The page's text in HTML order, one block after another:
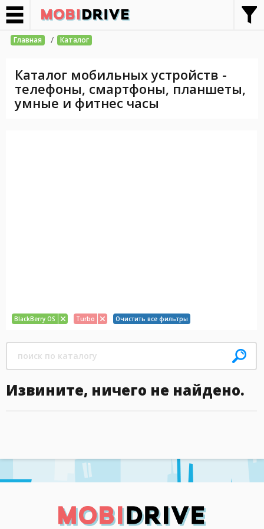
Главная / Каталог
Каталог мобильных устройств -
телефоны, смартфоны, планшеты,
умные и фитнес часы
BlackBerry OS Turbo Очистить все фильтры
Извините, ничего не найдено.